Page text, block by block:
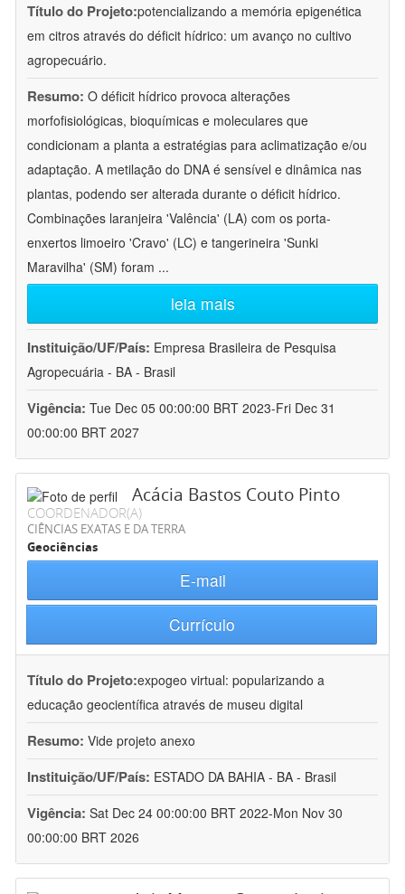
Título do Projeto:potencializando a memória epigenética
em citros através do déficit hídrico: um avanço no cultivo
agropecuário.
Resumo: O déficit hídrico provoca alterações
morfofisiológicas, bioquímicas e moleculares que
condicionam a planta a estratégias para aclimatização e/ou
adaptação. A metilação do DNA é sensível e dinâmica nas
plantas, podendo ser alterada durante o déficit hídrico.
Combinações laranjeira 'Valência' (LA) com os porta-
enxertos limoeiro 'Cravo' (LC) e tangerineira 'Sunki
Maravilha' (SM) foram ...
leia mais
Instituição/UF/País: Empresa Brasileira de Pesquisa
Agropecuária - BA - Brasil
Vigência: Tue Dec 05 00:00:00 BRT 2023-Fri Dec 31
00:00:00 BRT 2027
Acácia Bastos Couto Pinto
COORDENADOR(A)
CIÊNCIAS EXATAS E DA TERRA
Geociências
E-mail
Currículo
Título do Projeto:expogeo virtual: popularizando a
educação geocientífica através de museu digital
Resumo: Vide projeto anexo
Instituição/UF/País: ESTADO DA BAHIA - BA - Brasil
Vigência: Sat Dec 24 00:00:00 BRT 2022-Mon Nov 30
00:00:00 BRT 2026